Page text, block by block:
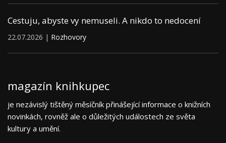
Cestuju, abyste vy nemuseli. A nikdo to nedocení
22.07.2026 | Rozhovory
magazín knihkupec
je nezávislý tištěný měsíčník přinášející informace o knižních
novinkách, rovněž ale o důležitých událostech ze světa
kultury a umění.